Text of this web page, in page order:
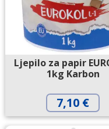
Ljepilo za papir
1kg Karbon
7,10 €